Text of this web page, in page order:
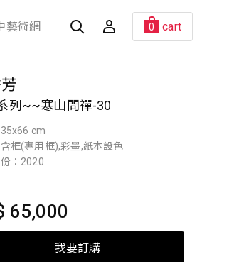
藝術網 0 cart
列~~寒山問禪-30
cm
框(專用框),彩墨,紙本設色
：2020
65,000
我要訂購